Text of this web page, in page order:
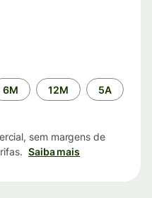
6M 12M 5A
sem margens de
Saiba mais